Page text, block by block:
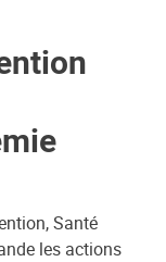
Santé
les actions